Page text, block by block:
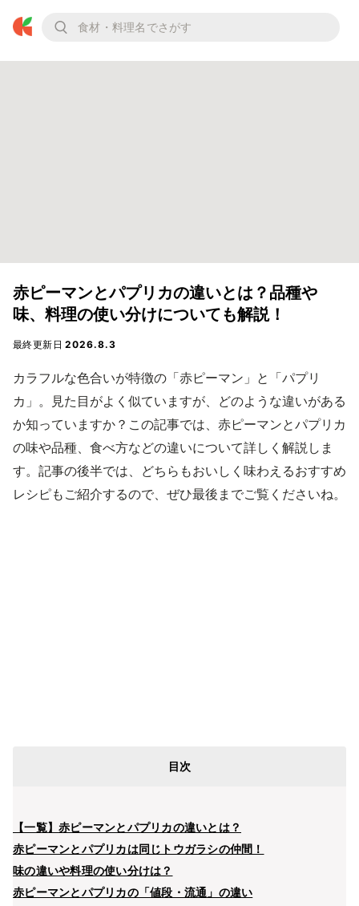
赤ピーマンとパプリカの違いとは？品種や
味、料理の使い分けについても解説！
最終更新日2026.8.3
カラフルな色合いが特徴の「赤ピーマン」と「パプリ
カ」。見た目がよく似ていますが、どのような違いがある
か知っていますか？この記事では、赤ピーマンとパプリカ
の味や品種、食べ方などの違いについて詳しく解説しま
す。記事の後半では、どちらもおいしく味わえるおすすめ
レシピもご紹介するので、ぜひ最後までご覧くださいね。
目次
【一覧】赤ピーマンとパプリカの違いとは？
赤ピーマンとパプリカは同じトウガラシの仲間！
味の違いや料理の使い分けは？
赤ピーマンとパプリカの「値段・流通」の違い